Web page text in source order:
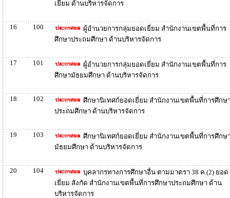
เยี่ยม ด้านบริหารจัดการ
16 100
ผู้อำนวยการกลุ่มยอดเยี่ยม สำนักงานเขตพื้นที่การ
ศึกษาประถมศึกษา ด้านบริหารจัดการ
17 101
ผู้อำนวยการกลุ่มยอดเยี่ยม สำนักงานเขตพื้นที่การ
ศึกษามัธยมศึกษา ด้านบริหารจัดการ
18 102
ศึกษานิเทศก์ยอดเยี่ยม สำนักงานเขตพื้นที่การศึกษ
ประถมศึกษา ด้านบริหารจัดการ
19 103
ศึกษานิเทศก์ยอดเยี่ยม สำนักงานเขตพื้นที่การศึกษ
มัธยมศึกษา ด้านบริหารจัดการ
20 104
บุคลากรทางการศึกษาอื่น ตามมาตรา 38 ค.(2) ยอด
เยี่ยม สังกัด สำนักงานเขตพื้นที่การศึกษาประถมศึกษา ด้าน
บริหารจัดการ